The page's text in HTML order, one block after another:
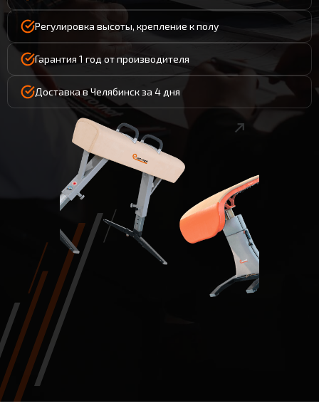
Регулировка высоты, крепление к полу
Гарантия 1 год от производителя
Доставка в Челябинск за 4 дня